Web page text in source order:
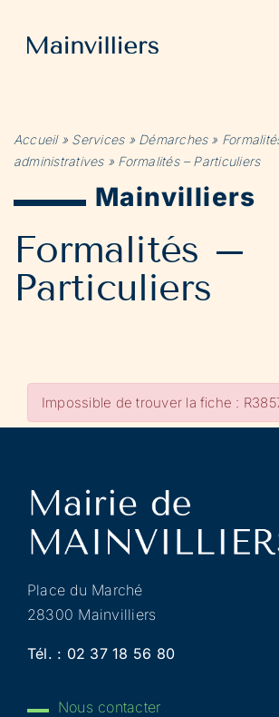
contenu
Accueil» Services» Démarches»
administratives» Formalités – Particuliers
Mainvilliers
Formalités –
Particuliers
Impossible de trouver la fiche :
Place du Marché
28300 Mainvilliers
Tél. : 02 37 18 56 80
Nous contacter